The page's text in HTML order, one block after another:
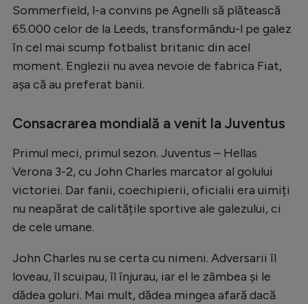
Sommerfield, l-a convins pe Agnelli să plătească
65.000 celor de la Leeds, transformându-l pe galez
în cel mai scump fotbalist britanic din acel
moment. Englezii nu avea nevoie de fabrica Fiat,
așa că au preferat banii.
Consacrarea mondială a venit la Juventus
Primul meci, primul sezon. Juventus – Hellas
Verona 3-2, cu John Charles marcator al golului
victoriei. Dar fanii, coechipierii, oficialii era uimiți
nu neapărat de calitățile sportive ale galezului, ci
de cele umane.
John Charles nu se certa cu nimeni. Adversarii îl
loveau, îl scuipau, îl înjurau, iar el le zâmbea și le
dădea goluri. Mai mult, dădea mingea afară dacă